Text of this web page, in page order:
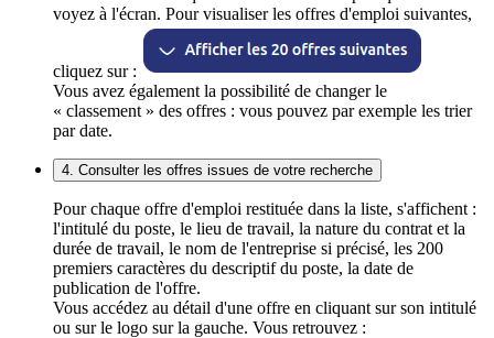
voyez à l'écran. Pour visualiser les offres d'emploi suivantes,
cliquez sur :
Vous avez également la possibilité de changer le
« classement » des offres : vous pouvez par exemple les trier
par date.
4. Consulter les offres issues de votre recherche
Pour chaque offre d'emploi restituée dans la liste, s'affichent :
l'intitulé du poste, le lieu de travail, la nature du contrat et la
durée de travail, le nom de l'entreprise si précisé, les 200
premiers caractères du descriptif du poste, la date de
publication de l'offre.
Vous accédez au détail d'une offre en cliquant sur son intitulé
ou sur le logo sur la gauche. Vous retrouvez :